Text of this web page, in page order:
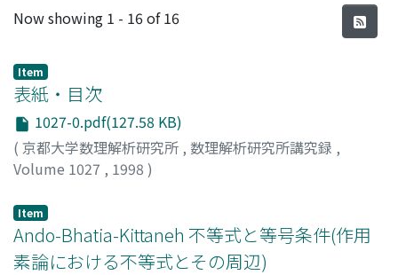
Recent Submissions
Now showing 1 - 16 of 16
Item
表紙・目次
1027-0.pdf(127.58 KB)
( 京都大学数理解析研究所 , 数理解析研究所講究録 ,
Volume 1027 , 1998 )
Item
Ando-Bhatia-Kittaneh 不等式と等号条件(作用
素論における不等式とその周辺)